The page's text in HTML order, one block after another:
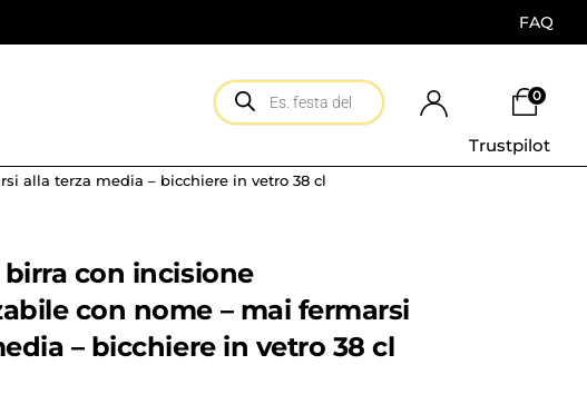
FAQ
0
Trustpilot
alla terza media – bicchiere in vetro 38 cl
birra con incisione
con nome – mai fermarsi
– bicchiere in vetro 38 cl